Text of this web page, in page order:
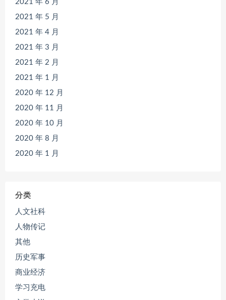
2021 年 6 月
2021 年 5 月
2021 年 4 月
2021 年 3 月
2021 年 2 月
2021 年 1 月
2020 年 12 月
2020 年 11 月
2020 年 10 月
2020 年 8 月
2020 年 1 月
分类
人文社科
人物传记
其他
历史军事
商业经济
学习充电